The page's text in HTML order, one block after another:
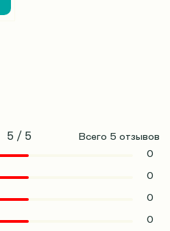
5 / 5 Всего 5 отзывов
0
0
0
0